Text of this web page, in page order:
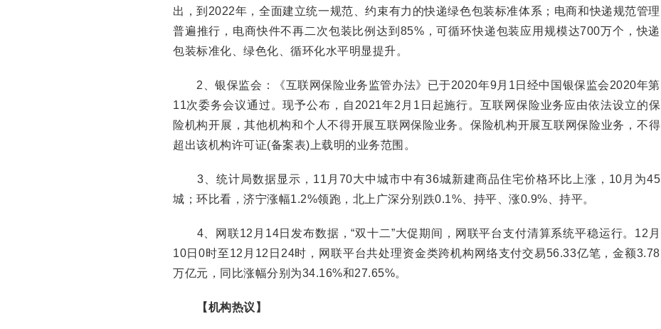
出，到2022年，全面建立统一规范、约束有力的快递绿色包装标准体系；电商和快递规范管理
普遍推行，电商快件不再二次包装比例达到85%，可循环快递包装应用规模达700万个，快递
包装标准化、绿色化、循环化水平明显提升。
2、银保监会：《互联网保险业务监管办法》已于2020年9月1日经中国银保监会2020年第
11次委务会议通过。现予公布，自2021年2月1日起施行。互联网保险业务应由依法设立的保
险机构开展，其他机构和个人不得开展互联网保险业务。保险机构开展互联网保险业务，不得
超出该机构许可证(备案表)上载明的业务范围。
3、统计局数据显示，11月70大中城市中有36城新建商品住宅价格环比上涨，10月为45
城；环比看，济宁涨幅1.2%领跑，北上广深分别跌0.1%、持平、涨0.9%、持平。
4、网联12月14日发布数据，“双十二”大促期间，网联平台支付清算系统平稳运行。12月
10日0时至12月12日24时，网联平台共处理资金类跨机构网络支付交易56.33亿笔，金额3.78
万亿元，同比涨幅分别为34.16%和27.65%。
【机构热议】